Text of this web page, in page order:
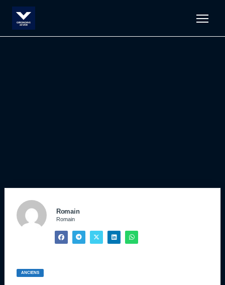
Romain
Romain
ANCIENS